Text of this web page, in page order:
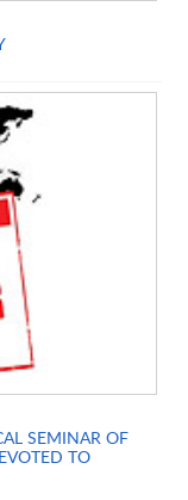
SEMINAR OF
TO